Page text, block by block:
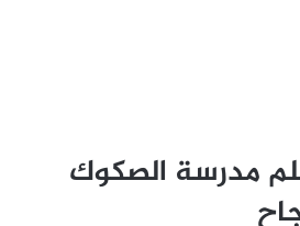
مدرسة الصكوك